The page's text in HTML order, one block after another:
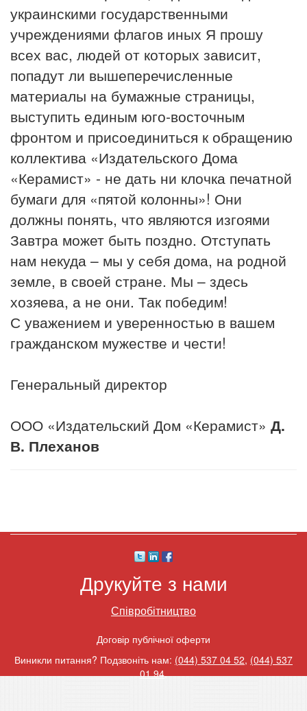
украинскими государственными
учреждениями флагов иных Я прошу
всех вас, людей от которых зависит,
попадут ли вышеперечисленные
материалы на бумажные страницы,
выступить единым юго-восточным
фронтом и присоединиться к обращению
коллектива «Издательского Дома
«Керамист» - не дать ни клочка печатной
бумаги для «пятой колонны»! Они
должны понять, что являются изгоями
Завтра может быть поздно. Отступать
нам некуда – мы у себя дома, на родной
земле, в своей стране. Мы – здесь
хозяева, а не они. Так победим!
С уважением и уверенностью в вашем
гражданском мужестве и чести!
Генеральный директор
ООО «Издательский Дом «Керамист» Д.
В. Плеханов
Друкуйте з нами
Співробітництво
Договір публічної оферти
Виникли питання? Подзвоніть нам: (044) 537 04 52, (044) 537
01 94.